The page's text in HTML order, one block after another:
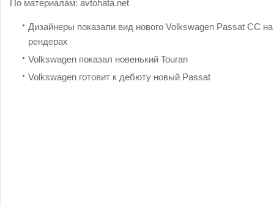
По материалам: avtohata.net
Дизайнеры показали вид нового Volkswagen Passat CC на
рендерах
Volkswagen показал новенький Touran
Volkswagen готовит к дебюту новый Passat